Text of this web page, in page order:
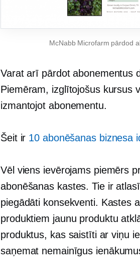
McNabb Microfarm pārdod
Varat arī pārdot abonementus
Piemēram, izglītojošus kursus
izmantojot abonementu.
Šeit ir 10 abonēšanas biznesa
Vēl viens ievērojams piemērs
abonēšanas kastes. Tie ir
piegādāti konsekventi. Kastes
produktiem jaunu produktu
produktus, kas saistīti ar viņu
saņemat nemainīgus